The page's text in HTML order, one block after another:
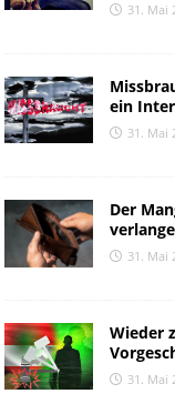
31. Mai
ein
31. Mai
Der
31. Mai
Wieder
31. Mai